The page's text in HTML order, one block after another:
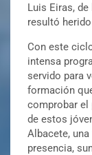
Luis Eiras,
resultó
Con este
intensa
servido para
formación
comprobar el
de estos
Albacete,
presencia,